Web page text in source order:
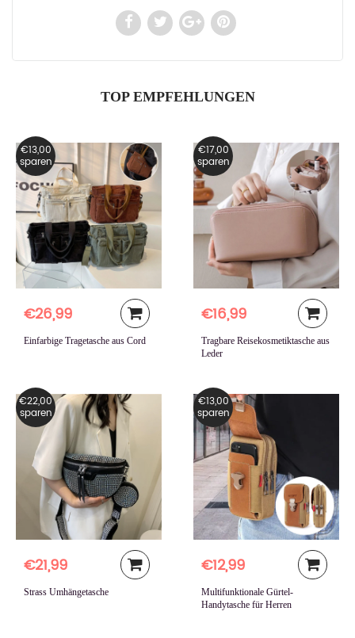
TOP EMPFEHLUNGEN
€13,00
sparen
€26,99
Einfarbige Tragetasche aus Cord
€17,00
sparen
€16,99
Tragbare Reisekosmetiktasche aus
Leder
€22,00
sparen
€21,99
Strass Umhängetasche
€13,00
sparen
€12,99
Multifunktionale Gürtel-
Handytasche für Herren